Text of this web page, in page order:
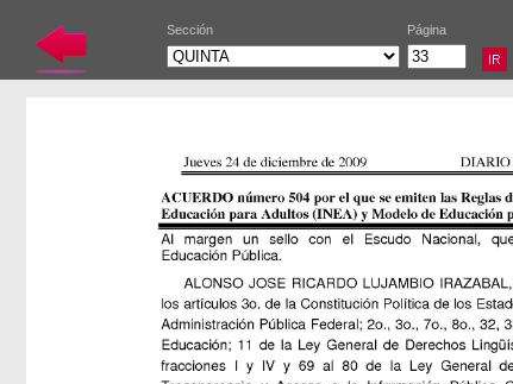
Sección Página